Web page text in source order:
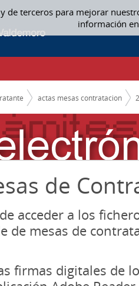
de terceros para mejorar
información
actas mesas contratacion
de
acceder a los
de mesas de
firmas digitales de